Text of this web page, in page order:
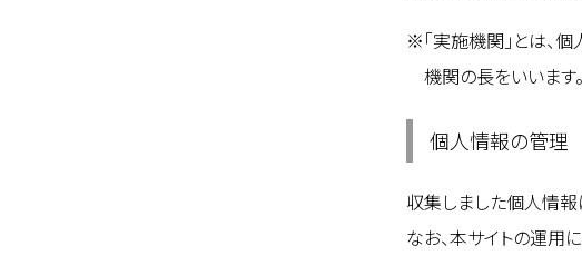
「実施機関」とは
機関の長をいいます。
個人情報の管理
収集しました個人情報
なお、本サイトの運用